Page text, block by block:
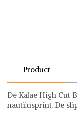
Product
De Kalae High Cut
nautilusprint. De